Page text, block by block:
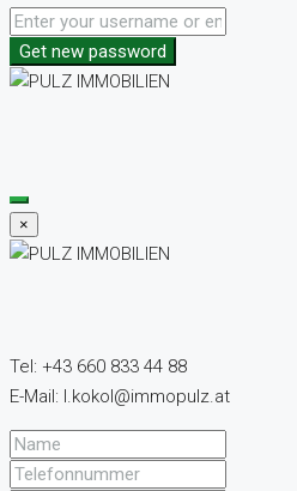
Get new password
×
Tel: +43 660 833 44 88
E-Mail: l.kokol@immopulz.at